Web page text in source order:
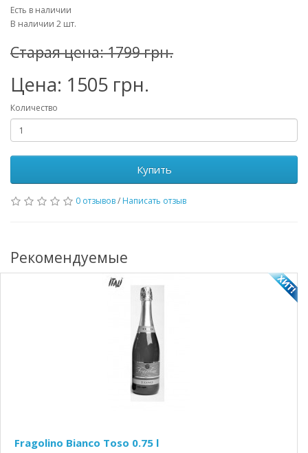
Есть в наличии
В наличии 2 шт.
Старая цена: 1799 грн.
Цена: 1505 грн.
Количество
Купить
0 отзывов/ Написать отзыв
Рекомендуемые
Fragolino Bianco Toso 0.75 l